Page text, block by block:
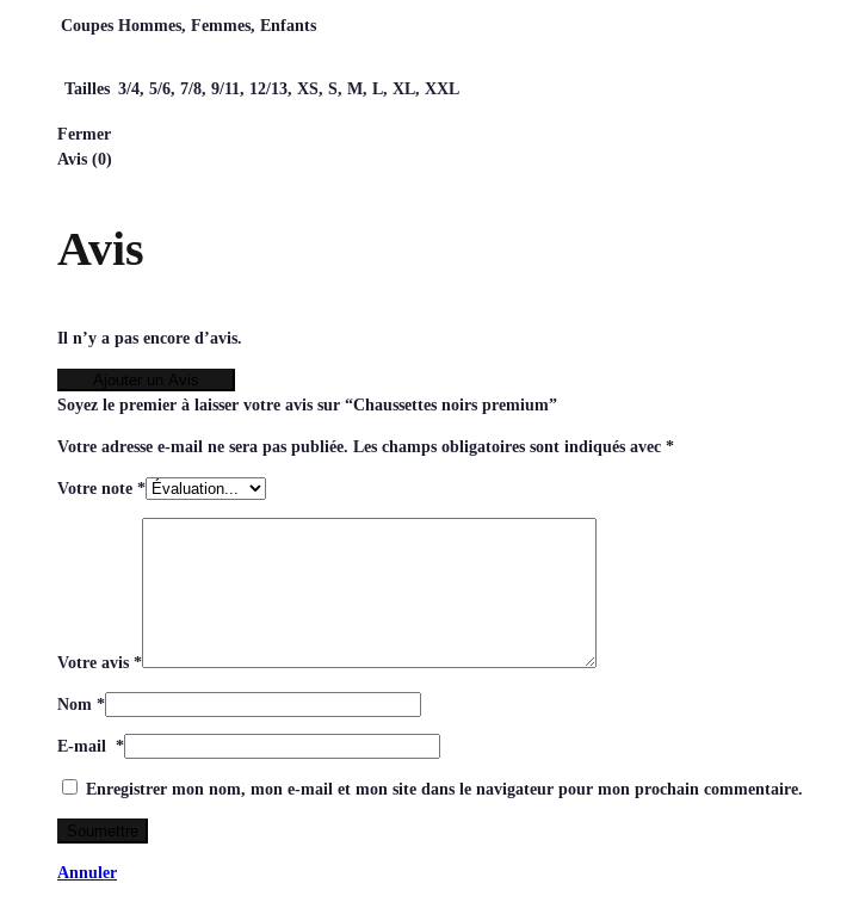
Coupes Hommes, Femmes, Enfants
Tailles 3/4, 5/6, 7/8, 9/11, 12/13, XS, S, M, L, XL, XXL
Fermer
Avis (0)
Avis
Il n’y a pas encore d’avis.
Soyez le premier à laisser votre avis sur “Chaussettes noirs premium”
Votre adresse e-mail ne sera pas publiée. Les champs obligatoires sont indiqués avec *
Votre note *
Votre avis *
Nom *
E-mail *
Enregistrer mon nom, mon e-mail et mon site dans le navigateur pour mon prochain commentaire.
Annuler